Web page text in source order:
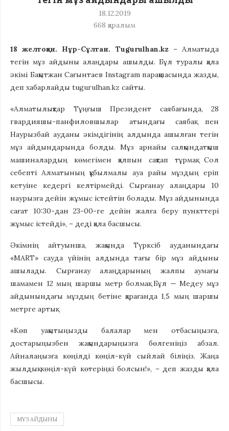
18.12.2019
668 қаралым
18 желтоқан. Нұр-Сұлтан. Tugurulhan.kz – Алматыда
тегін мұз айдыны алаңдары ашылды. Бұл туралы қала
әкімі Бақытжан Сағынтаев Instagram парақшасында жазды,
деп хабарлайды tugurulhan.kz сайты.
«Алматылықтар Тұңғыш Президент саябағында, 28
гвардияшы-панфиловшылар атындағы саябақ пен
Наурызбай ауданы әкімдігінің алдында ашылған тегін
мұз айдындарында болды. Мұз арнайы салқындатқыш
машиналардың көмегімен қалпын сақтап тұрмақ. Сол
себепті Алматының құбылмалы ауа райы мұздың еріп
кетуіне кедергі келтірмейді. Сырғанау алаңдары 10
наурызға дейін жұмыс істейтін болады. Мұз айдынында
сағат 10:30-дан 23-00-ге дейін жалға беру пункттері
жұмыс істейді», – деді қала басшысы.
Әкімнің айтуынша, жақында Түрксіб ауданындағы
«MART» сауда үйінің алдында тағы бір мұз айдыны
ашылады. Сырғанау алаңдарының жалпы аумағы
шамамен 12 мың шаршы метр болмақ. Бұл — Медеу мұз
айдынындағы мұздың бетіне қарағанда 1,5 мың шаршы
метрге артық.
«Көп уақытыңызды балалар мен отбасыңызға,
достарыңызбен жақындарыңызға бөлгеніңіз абзал.
Айналаңызға көңілді көңіл-күй сыйлай біліңіз. Жаңа
жылдық көңіл-күй көтеріңкі болсын!», – деп жазды қала
басшысы.
МҰЗ АЙДЫНЫ